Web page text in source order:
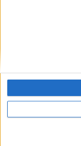
Suscribir